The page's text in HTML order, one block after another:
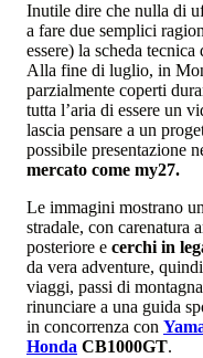
Inutile dire che nulla di
a fare due semplici
essere) la scheda
Alla fine di luglio, in
parzialmente coperti
tutta l’aria di essere un
lascia pensare a un
possibile presentazione
mercato come my27.
Le immagini mostrano
stradale, con carenatura
posteriore e cerchi in
da vera adventure,
viaggi, passi di
rinunciare a una guida
in concorrenza con
Honda CB1000GT.